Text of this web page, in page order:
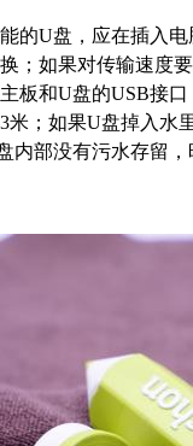
的U盘，应在插入
；如果对传输速度
板和U盘的USB接
米；如果U盘掉入水
内部没有污水存留，